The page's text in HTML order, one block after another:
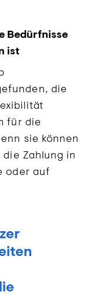
Bedürfnisse
ist
die
für die
sie können
Zahlung in
oder auf